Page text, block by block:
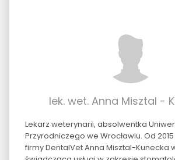
lek. wet. Anna Misztal -
Lekarz weterynarii, absolwentka
Przyrodniczego we Wrocławiu. Od
firmy DentalVet Anna Misztal-Kunecka